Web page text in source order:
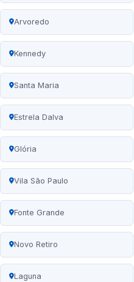
Arvoredo
Kennedy
Santa Maria
Estrela Dalva
Glória
Vila São Paulo
Fonte Grande
Novo Retiro
Laguna